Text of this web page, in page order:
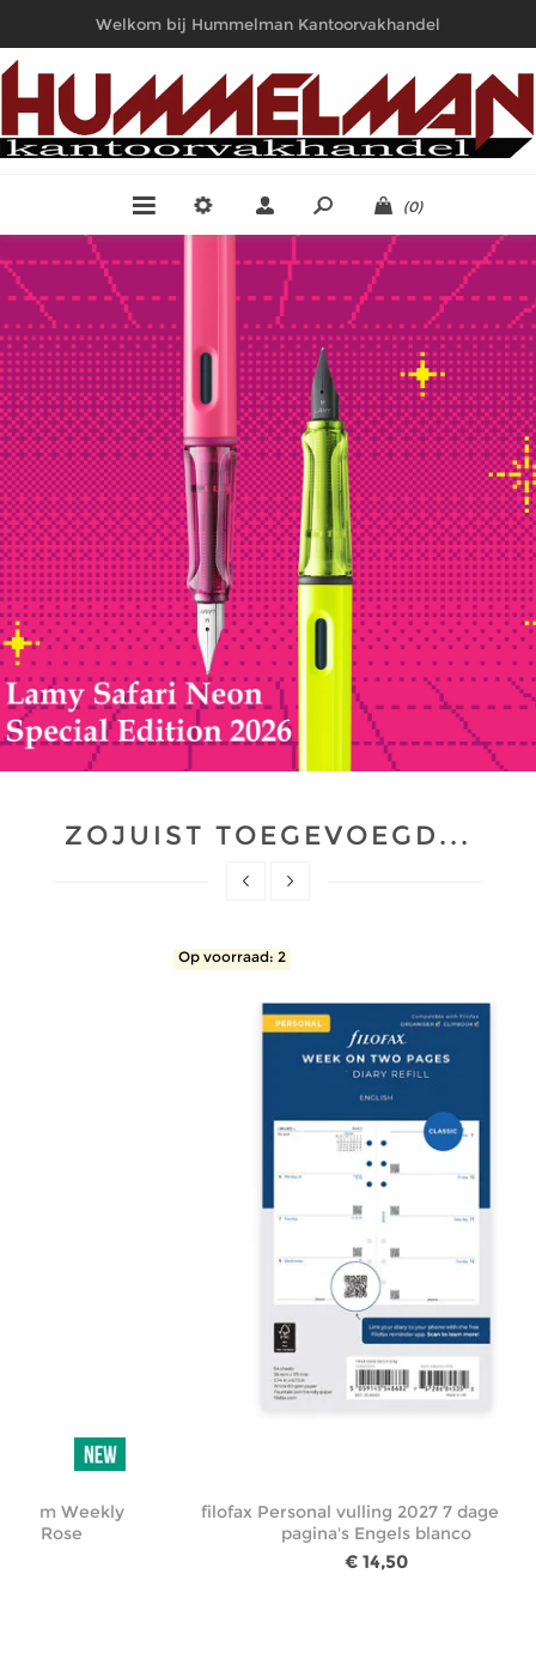
Welkom bij Hummelman Kantoorvakhandel
(0)
ZOJUIST TOEGEVOEGD...
Weekly
Rose
Op voorraad: 2
filofax Personal vulling 2027 7 dagen
pagina's Engels blanco
€ 14,50